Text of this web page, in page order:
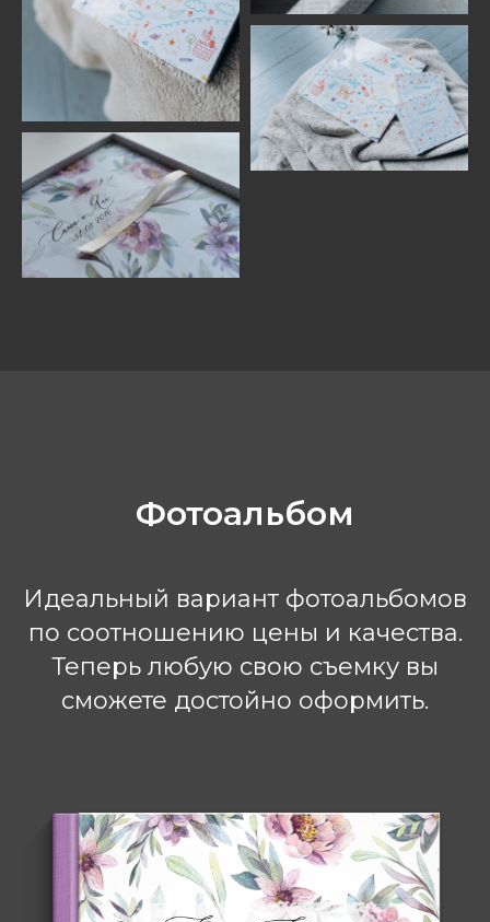
Фотоальбом
Идеальный вариант фотоальбомов
по соотношению цены и качества.
Теперь любую свою съемку вы
сможете достойно оформить.